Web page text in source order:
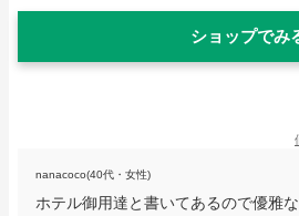
ショップでみ
nanacoco(40代・女性)
ホテル御用達と書いてあるので優雅